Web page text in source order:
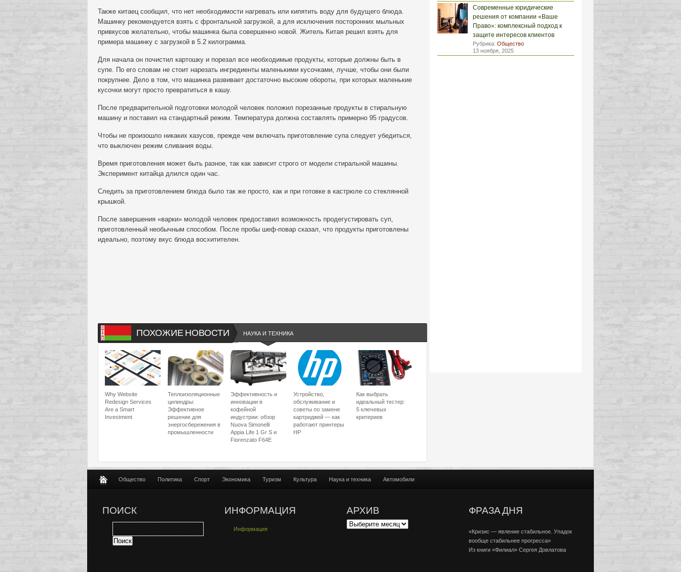
Также китаец сообщил, что нет необходимости нагревать или кипятить воду для будущего блюда.
Машинку рекомендуется взять с фронтальной загрузкой, а для исключения посторонних мыльных
привкусов желательно, чтобы машинка была совершенно новой. Житель Китая решил взять для
примера машинку с загрузкой в 5.2 килограмма.
Для начала он почистил картошку и порезал все необходимые продукты, которые должны быть в
супе. По его словам не стоит нарезать ингредиенты маленькими кусочками, лучше, чтобы они были
покрупнее. Дело в том, что машинка развивает достаточно высокие обороты, при которых маленькие
кусочки могут просто превратиться в кашу.
После предварительной подготовки молодой человек положил порезанные продукты в стиральную
машину и поставил на стандартный режим. Температура должна составлять примерно 95 градусов.
Чтобы не произошло никаких казусов, прежде чем включать приготовление супа следует убедиться,
что выключен режим сливания воды.
Время приготовления может быть разное, так как зависит строго от модели стиральной машины.
Эксперимент китайца длился один час.
Следить за приготовлением блюда было так же просто, как и при готовке в кастрюле со стеклянной
крышкой.
После завершения «варки» молодой человек предоставил возможность продегустировать суп,
приготовленный необычным способом. После пробы шеф-повар сказал, что продукты приготовлены
идеально, поэтому вкус блюда восхитителен.
ПОХОЖИЕ НОВОСТИ НАУКА И ТЕХНИКА
Why Website
Redesign Services
Are a Smart
Investment
Теплоизоляционные
цилиндры:
Эффективное
решение для
энергосбережения в
промышленности
Эффективность и
инновации в
кофейной
индустрии: обзор
Nuova Simonelli
Appia Life 1 Gr S и
Fiorenzato F64E
Устройство,
обслуживание и
советы по замене
картриджей — как
работают принтеры
HP
Как выбрать
идеальный тестер:
5 ключевых
критериев
Современные юридические
решения от компании «Ваше
Право»: комплексный подход к
защите интересов клиентов
Рубрика: Общество
13 ноября, 2025
Общество Политика Спорт Экономика Туризм Культура Наука и техника Автомобили
ПОИСК ИНФОРМАЦИЯ
Информация
АРХИВ ФРАЗА ДНЯ
«Кризис — явление стабильное. Упадок
вообще стабильнее прогресса»
Из книги «Филиал» Сергея Довлатова